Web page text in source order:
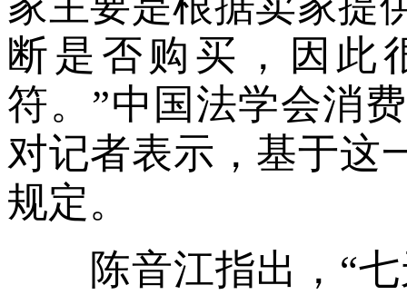
断是否购买，因此
符。”中国法学会消
对记者表示，基于这
规定。
陈音江指出，“七